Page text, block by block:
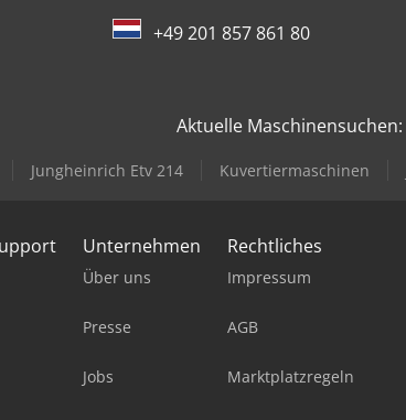
+49 201 857 861 80
Aktuelle Maschinensuchen:
Jungheinrich Etv 214 Kuvertiermaschinen
Unternehmen
Über uns
Presse
Jobs
Rechtliches
Impressum
AGB
Marktplatzregeln